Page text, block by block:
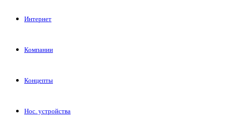
Интернет
Компании
Концепты
Нос. устройства